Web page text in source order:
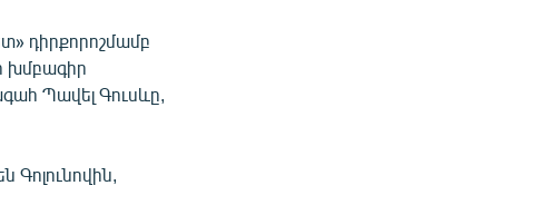
դիրքորոշմամբ
խմբագիր
Պավել Գուսևը,
Գոլունովին,